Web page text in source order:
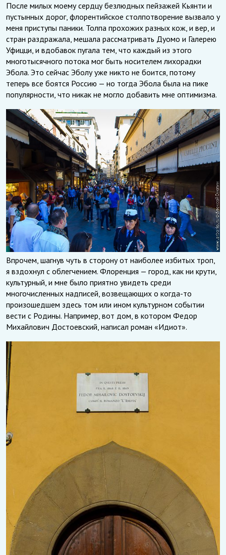
После милых моему сердцу безлюдных пейзажей Кьянти и
пустынных дорог, флорентийское столпотворение вызвало у
меня приступы паники. Толпа прохожих разных кож, и вер, и
стран раздражала, мешала рассматривать Дуомо и Галерею
Уфицци, и вдобавок пугала тем, что каждый из этого
многотысячного потока мог быть носителем лихорадки
Эбола. Это сейчас Эболу уже никто не боится, потому
теперь все боятся Россию — но тогда Эбола была на пике
популярности, что никак не могло добавить мне оптимизма.
Впрочем, шагнув чуть в сторону от наиболее избитых троп,
я вздохнул с облегчением. Флоренция — город, как ни крути,
культурный, и мне было приятно увидеть среди
многочисленных надписей, возвещающих о когда-то
произошедшем здесь том или ином культурном событии
вести с Родины. Например, вот дом, в котором Федор
Михайлович Достоевский, написал роман «Идиот».